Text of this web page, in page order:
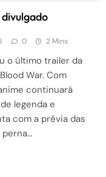
0 2 Mins
o último trailer da
War. Com
continuará
legenda e
com a prévia das